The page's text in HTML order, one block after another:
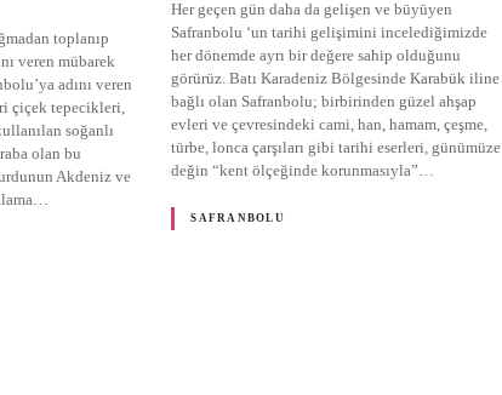
toplanıp
veren mübarek
adını veren
çiçek tepecikleri,
soğanlı
olan bu
Akdeniz ve
Her geçen gün daha da gelişen ve büyüyen
Safranbolu ‘un tarihi gelişimini incelediğimizde
her dönemde ayrı bir değere sahip olduğunu
görürüz. Batı Karadeniz Bölgesinde Karabük iline
bağlı olan Safranbolu; birbirinden güzel ahşap
evleri ve çevresindeki cami, han, hamam, çeşme,
türbe, lonca çarşıları gibi tarihi eserleri, günümüze
değin “kent ölçeğinde korunmasıyla”…
SAFRANBOLU